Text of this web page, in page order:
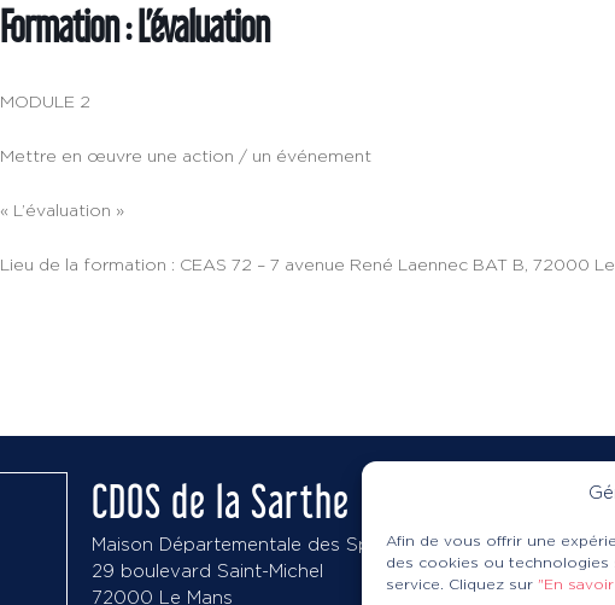
Afin de vous offrir une
des cookies ou
service. Cliquez sur "En
Formation : L’évaluation
MODULE 2
Mettre en œuvre une action / un événement
« L’évaluation »
Lieu de la formation : CEAS 72 – 7 avenue René Laennec BAT B, 72000
CDOS de la Sarthe
Maison Départementale des Sports
29 boulevard Saint-Michel
72000 Le Mans
© 2026
Mentions
Cookies